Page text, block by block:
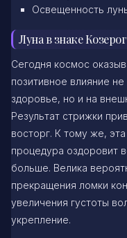
Освещенность
Луна в знаке Козерог
Сегодня космос
позитивное влияние
здоровье, но и на
Результат стрижки
восторг. К тому же, эта
процедура оздоровит
больше. Велика
прекращения ломки
увеличения густоты
укрепление.